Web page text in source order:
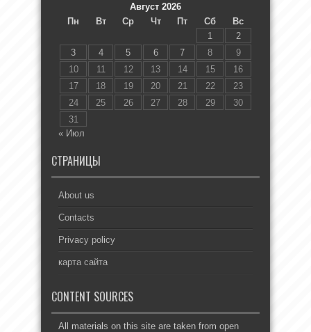
Август 2026
Пн
Вт Ср Чт Пт Сб
Вс
1
2
3
4 5 6 7 8
9
10
11 12 13 14 15
16
17
18 19 20 21 22
23
24
25 26 27 28 29
30
31
« Июл
СТРАНИЦЫ
About us
Contacts
Privacy policy
карта сайта
CONTENT SOURCES
All materials on this site are taken from open